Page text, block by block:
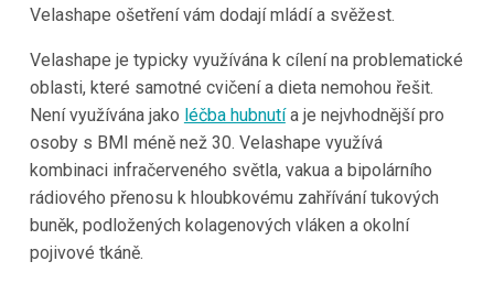
Velashape ošetření vám dodají mládí a svěžest.
Velashape je typicky využívána k cílení na problematické
oblasti, které samotné cvičení a dieta nemohou řešit.
Není využívána jako léčba hubnutía je nejvhodnější pro
osoby s BMI méně než 30. Velashape využívá
kombinaci infračerveného světla, vakua a bipolárního
rádiového přenosu k hloubkovému zahřívání tukových
buněk, podložených kolagenových vláken a okolní
pojivové tkáně.